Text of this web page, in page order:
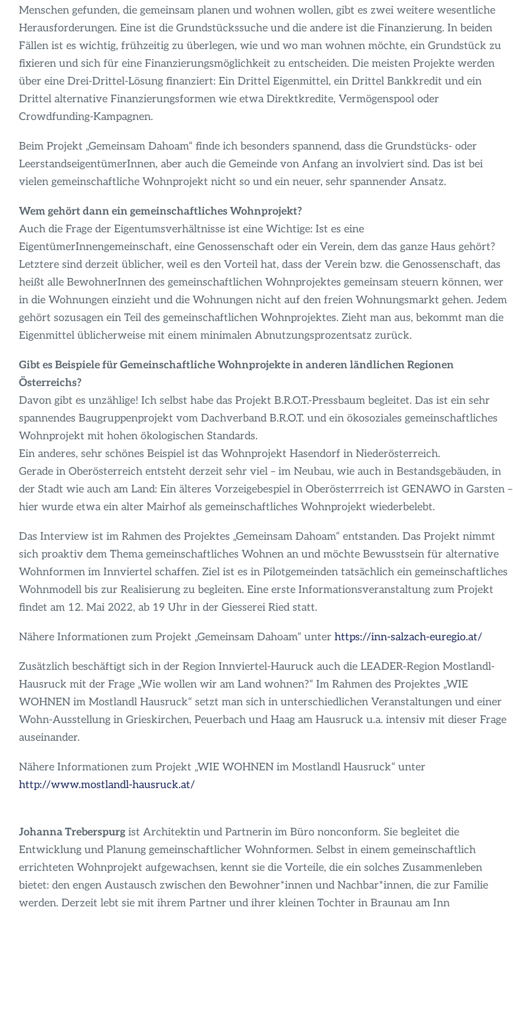
Menschen gefunden, die gemeinsam planen und wohnen wollen, gibt es zwei weitere wesentliche
Herausforderungen. Eine ist die Grundstückssuche und die andere ist die Finanzierung. In beiden
Fällen ist es wichtig, frühzeitig zu überlegen, wie und wo man wohnen möchte, ein Grundstück zu
fixieren und sich für eine Finanzierungsmöglichkeit zu entscheiden. Die meisten Projekte werden
über eine Drei-Drittel-Lösung finanziert: Ein Drittel Eigenmittel, ein Drittel Bankkredit und ein
Drittel alternative Finanzierungsformen wie etwa Direktkredite, Vermögenspool oder
Crowdfunding-Kampagnen.
Beim Projekt „Gemeinsam Dahoam“ finde ich besonders spannend, dass die Grundstücks- oder
LeerstandseigentümerInnen, aber auch die Gemeinde von Anfang an involviert sind. Das ist bei
vielen gemeinschaftliche Wohnprojekt nicht so und ein neuer, sehr spannender Ansatz.
Wem gehört dann ein gemeinschaftliches Wohnprojekt?
Auch die Frage der Eigentumsverhältnisse ist eine Wichtige: Ist es eine
EigentümerInnengemeinschaft, eine Genossenschaft oder ein Verein, dem das ganze Haus gehört?
Letztere sind derzeit üblicher, weil es den Vorteil hat, dass der Verein bzw. die Genossenschaft, das
heißt alle BewohnerInnen des gemeinschaftlichen Wohnprojektes gemeinsam steuern können, wer
in die Wohnungen einzieht und die Wohnungen nicht auf den freien Wohnungsmarkt gehen. Jedem
gehört sozusagen ein Teil des gemeinschaftlichen Wohnprojektes. Zieht man aus, bekommt man die
Eigenmittel üblicherweise mit einem minimalen Abnutzungsprozentsatz zurück.
Gibt es Beispiele für Gemeinschaftliche Wohnprojekte in anderen ländlichen Regionen
Österreichs?
Davon gibt es unzählige! Ich selbst habe das Projekt B.R.O.T.-Pressbaum begleitet. Das ist ein sehr
spannendes Baugruppenprojekt vom Dachverband B.R.O.T. und ein ökosoziales gemeinschaftliches
Wohnprojekt mit hohen ökologischen Standards.
Ein anderes, sehr schönes Beispiel ist das Wohnprojekt Hasendorf in Niederösterreich.
Gerade in Oberösterreich entsteht derzeit sehr viel – im Neubau, wie auch in Bestandsgebäuden, in
der Stadt wie auch am Land: Ein älteres Vorzeigebespiel in Oberösterrreich ist GENAWO in Garsten –
hier wurde etwa ein alter Mairhof als gemeinschaftliches Wohnprojekt wiederbelebt.
Das Interview ist im Rahmen des Projektes „Gemeinsam Dahoam“ entstanden. Das Projekt nimmt
sich proaktiv dem Thema gemeinschaftliches Wohnen an und möchte Bewusstsein für alternative
Wohnformen im Innviertel schaffen. Ziel ist es in Pilotgemeinden tatsächlich ein gemeinschaftliches
Wohnmodell bis zur Realisierung zu begleiten. Eine erste Informationsveranstaltung zum Projekt
findet am 12. Mai 2022, ab 19 Uhr in der Giesserei Ried statt.
Nähere Informationen zum Projekt „Gemeinsam Dahoam“ unter https://inn-salzach-euregio.at/
Zusätzlich beschäftigt sich in der Region Innviertel-Hauruck auch die LEADER-Region Mostlandl-
Hausruck mit der Frage „Wie wollen wir am Land wohnen?“ Im Rahmen des Projektes „WIE
WOHNEN im Mostlandl Hausruck“ setzt man sich in unterschiedlichen Veranstaltungen und einer
Wohn-Ausstellung in Grieskirchen, Peuerbach und Haag am Hausruck u.a. intensiv mit dieser Frage
auseinander.
Nähere Informationen zum Projekt „WIE WOHNEN im Mostlandl Hausruck“ unter
http://www.mostlandl-hausruck.at/
Johanna Treberspurgist Architektin und Partnerin im Büro nonconform. Sie begleitet die
Entwicklung und Planung gemeinschaftlicher Wohnformen. Selbst in einem gemeinschaftlich
errichteten Wohnprojekt aufgewachsen, kennt sie die Vorteile, die ein solches Zusammenleben
bietet: den engen Austausch zwischen den Bewohner*innen und Nachbar*innen, die zur Familie
werden. Derzeit lebt sie mit ihrem Partner und ihrer kleinen Tochter in Braunau am Inn